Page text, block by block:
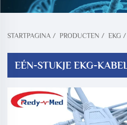
STARTPAGINA / PRODUCTEN / EKG /
EÉN-STUKJE EKG-KABEL